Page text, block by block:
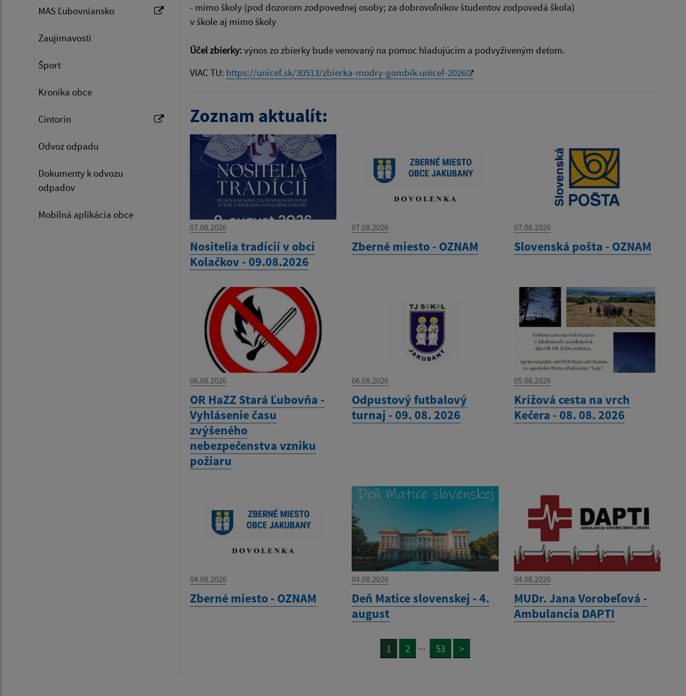
MAS Ľubovniansko
Zaujímavosti
Šport
Kronika obce
Cintorín
Odvoz odpadu
Dokumenty k odvozu
odpadov
Mobilná aplikácia obce
- mimo školy (pod dozorom zodpovednej osoby; za dobrovoľníkov študentov zodpovedá škola)
v škole aj mimo školy
Účel zbierky:výnos zo zbierky bude venovaný na pomoc hladujúcim a podvyživeným deťom.
VIAC TU: https://unicef.sk/30513/zbierka-modry-gombik-unicef-2026
Zoznam aktualít:
07.08.2026
Nositelia tradícií v obci
Kolačkov - 09.08.2026
07.08.2026
Zberné miesto - OZNAM
07.08.2026
Slovenská pošta - OZNAM
06.08.2026
OR HaZZ Stará Ľubovňa -
Vyhlásenie času
zvýšeného
nebezpečenstva vzniku
požiaru
06.08.2026
Odpustový futbalový
turnaj - 09. 08. 2026
05.08.2026
Krížová cesta na vrch
Kečera - 08. 08. 2026
04.08.2026
Zberné miesto - OZNAM
04.08.2026
Deň Matice slovenskej - 4.
august
04.08.2026
MUDr. Jana Vorobeľová -
Ambulancia DAPTI
1 2 ... 53 >